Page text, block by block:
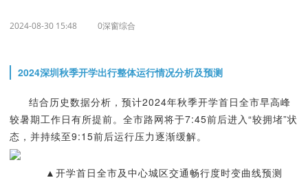
2024-08-30 15:48 0深窗综合
2024深圳秋季开学出行整体运行情况分析及预测
结合历史数据分析，预计2024年秋季开学首日全市早高峰
较暑期工作日有所提前。全市路网将于7:45前后进入“较拥堵”状
态，并持续至9:15前后运行压力逐渐缓解。
▲开学首日全市及中心城区交通畅行度时变曲线预测